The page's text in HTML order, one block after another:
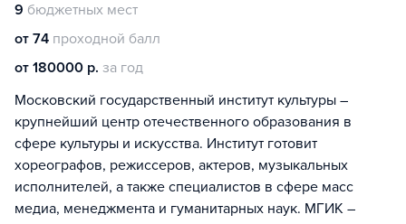
9 бюджетных мест
от 74 проходной балл
от 180000 р. за год
Московский государственный институт культуры –
крупнейший центр отечественного образования в
сфере культуры и искусства. Институт готовит
хореографов, режиссеров, актеров, музыкальных
исполнителей, а также специалистов в сфере масс
медиа, менеджмента и гуманитарных наук. МГИК –